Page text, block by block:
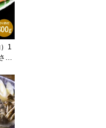
1
か
渡